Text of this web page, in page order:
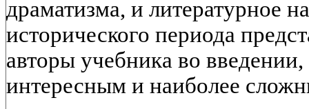
драматизма, и литературное
исторического периода
авторы учебника во
интересным и наиболее